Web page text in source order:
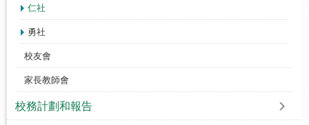
仁社
勇社
校友會
家長教師會
校務計劃和報告